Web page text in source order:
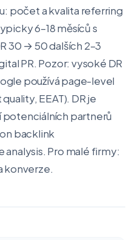
počet a kvalita referring
6–18 měsíců s
30 → 50 dalších 2–3
PR. Pozor: vysoké DR
používá page-level
EEAT). DR je
partnerů
backlink
Pro malé firmy:
konverze.